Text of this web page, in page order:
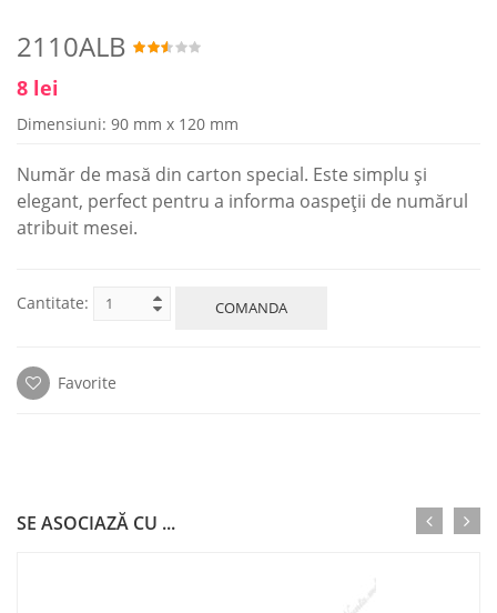
2110ALB
8 lei
Dimensiuni: 90 mm x 120 mm
Număr de masă din carton special. Este simplu și
elegant, perfect pentru a informa oaspeții de numărul
atribuit mesei.
Cantitate: COMANDA
Favorite
SE ASOCIAZĂ CU ...